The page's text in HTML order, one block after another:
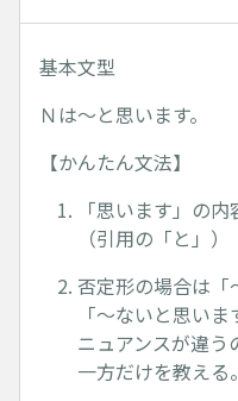
基本文型
Ｎは～と思います。
【かんたん文法】
「思います」の
（引用の「と」）
否定形の場合は「
「～ないと思い
ニュアンスが違う
一方だけを教える。